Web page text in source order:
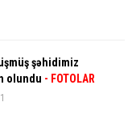
şəhidimiz
olundu - FOTOLAR